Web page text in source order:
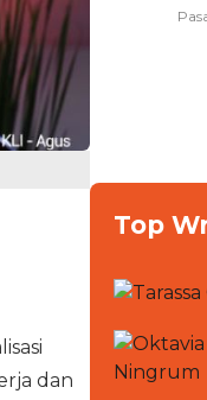
dan
Top